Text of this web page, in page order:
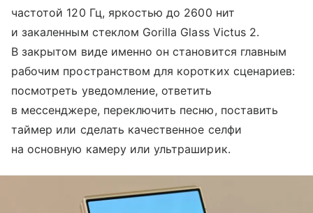
частотой 120 Гц, яркостью до 2600 нит
и закаленным стеклом Gorilla Glass Victus 2.
В закрытом виде именно он становится главным
рабочим пространством для коротких сценариев:
посмотреть уведомление, ответить
в мессенджере, переключить песню, поставить
таймер или сделать качественное селфи
на основную камеру или ультраширик.